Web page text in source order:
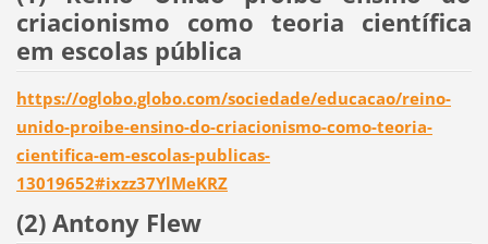
criacionismo como teoria científica
em escolas pública
https://oglobo.globo.com/sociedade/educacao/reino-
unido-proibe-ensino-do-criacionismo-como-teoria-
cientifica-em-escolas-publicas-
13019652#ixzz37YlMeKRZ
(2) Antony Flew